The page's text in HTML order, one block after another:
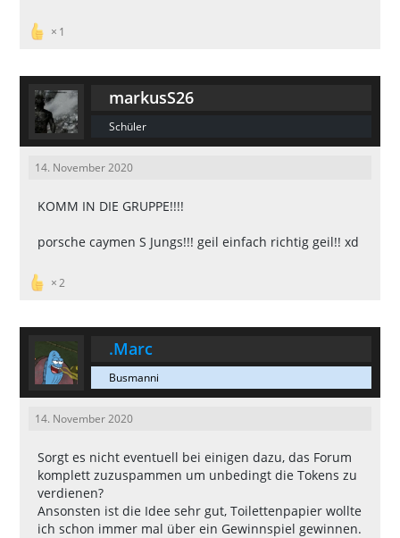
1
markusS26
Schüler
14. November 2020
KOMM IN DIE GRUPPE!!!!
porsche caymen S Jungs!!! geil einfach richtig geil!! xd
2
.Marc
Busmanni
14. November 2020
Sorgt es nicht eventuell bei einigen dazu, das Forum
komplett zuzuspammen um unbedingt die Tokens zu
verdienen?
Ansonsten ist die Idee sehr gut, Toilettenpapier wollte
ich schon immer mal über ein Gewinnspiel gewinnen.